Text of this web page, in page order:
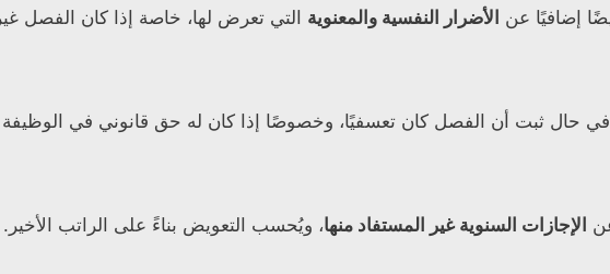
إضافيًا عن الأضرار النفسية والمعنوية التي تعرض لها، خاصة إذا كان الفصل
في حال ثبت أن الفصل كان تعسفيًا، وخصوصًا إذا كان له حق قانوني في
الإجازات السنوية غير المستفاد منها، ويُحسب التعويض بناءً على الراتب الأخير.